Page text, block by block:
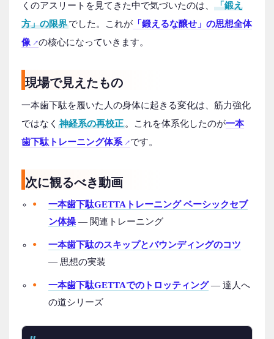
くのアスリートを見てきた中で気づいたのは、
「鍛え
方」の限界でした。これが 「鍛えるな醸せ」の思想全体
像
の核心になっていきます。
現場で見えたもの
一本歯下駄を履いた人の身体に起きる変化は、筋力強化
ではなく 神経系の再校正 。これを体系化したのが一本
歯下駄トレーニング体系
です。
次に観るべき動画
一本歯下駄GETTAトレーニング ベーシックセブ
ン体操 — 関連トレーニング
一本歯下駄のスキップとバウンディングのコツ
— 思想の実装
一本歯下駄GETTAでのトロッティング— 達人へ
の道シリーズ